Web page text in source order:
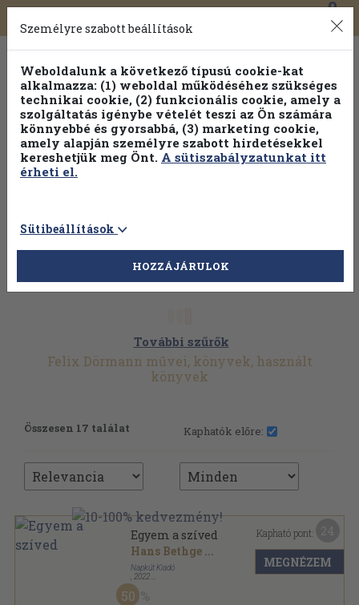
Toggle
navigation
0
Válogasson több mint 1.000.000 kiadványunk közül
100% kedvezménnyel!
További szűrők
Felix Dörmann művei, könyvek, használt
könyvek
Összesen 17 találat Kaphatók előre:
Egyem a szíved
Hans Bethge ...
Napkút Kiadó
2022
Ragasztott papírkötés
50
Kapható pont:
MEGNÉZEM
Személyre szabott beállítások
Weboldalunk a következő típusú cookie-kat
alkalmazza: (1) weboldal működéséhez szükséges
technikai cookie, (2) funkcionális cookie, amely a
szolgáltatás igénybe vételét teszi az Ön számára
könnyebbé és gyorsabbá, (3) marketing cookie,
amely alapján személyre szabott hirdetésekkel
kereshetjük meg Önt. A sütiszabályzatunkat itt
érheti el.
Sütibeállítások
HOZZÁJÁRULOK